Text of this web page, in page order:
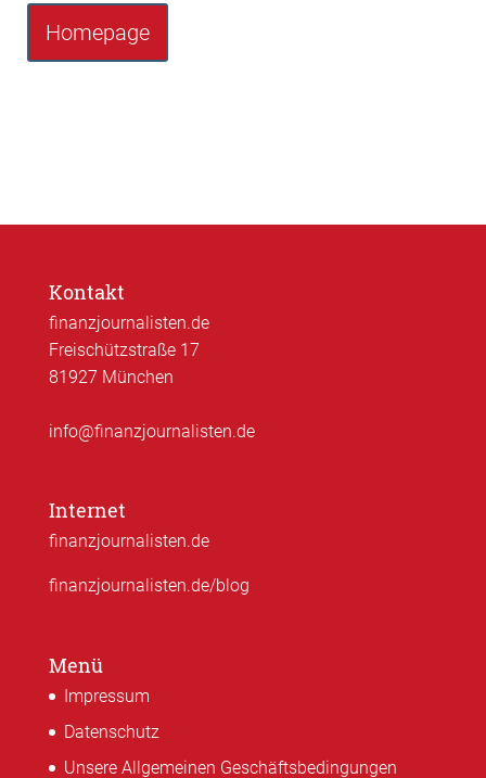
Homepage
Kontakt
finanzjournalisten.de
Freischützstraße 17
81927 München
info@finanzjournalisten.de
Internet
finanzjournalisten.de
finanzjournalisten.de/blog
Menü
Impressum
Datenschutz
Unsere Allgemeinen Geschäftsbedingungen